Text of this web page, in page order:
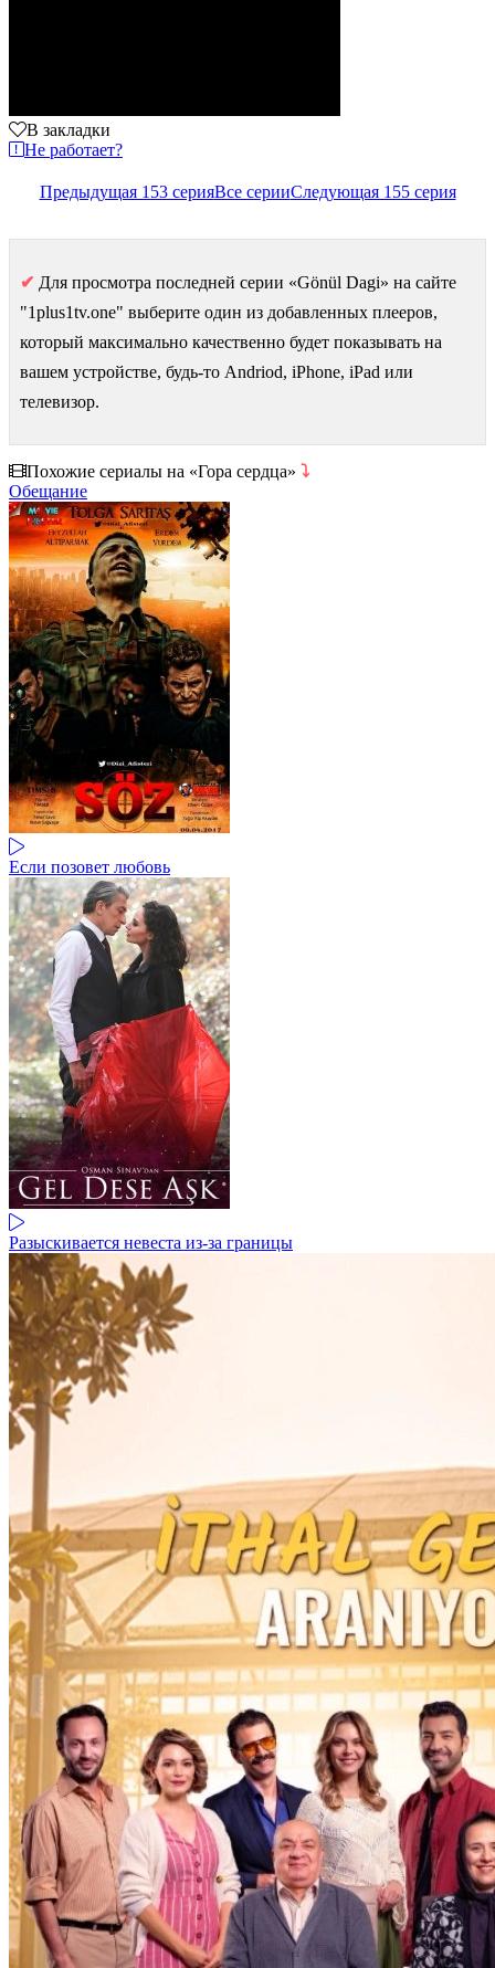
В закладки
Не работает?
Предыдущая 153 серияВсе серииСледующая 155 серия
✔ Для просмотра последней серии «Gönül Dagi» на сайте
"1plus1tv.one" выберите один из добавленных плееров,
который максимально качественно будет показывать на
вашем устройстве, будь-то Andriod, iPhone, iPad или
телевизор.
Похожие сериалы на «Гора сердца» ⤵
Обещание
Если позовет любовь
Разыскивается невеста из-за границы